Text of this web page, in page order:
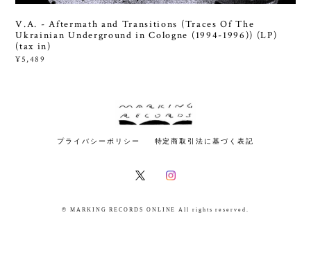
V.A. - Aftermath and Transitions (Traces Of The
Ukrainian Underground in Cologne (1994-1996)) (LP)
(tax in)
¥5,489
プライバシーポリシー 特定商取引法に基づく表記
© MARKING RECORDS ONLINE All rights reserved.